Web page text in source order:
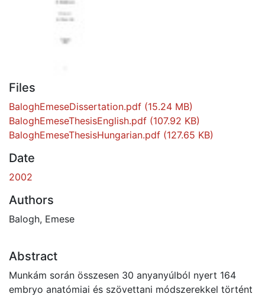
Files
BaloghEmeseDissertation.pdf (15.24 MB)
BaloghEmeseThesisEnglish.pdf (107.92 KB)
BaloghEmeseThesisHungarian.pdf (127.65 KB)
Date
2002
Authors
Balogh, Emese
Abstract
Munkám során összesen 30 anyanyúlból nyert 164
embryo anatómiai és szövettani módszerekkel történt